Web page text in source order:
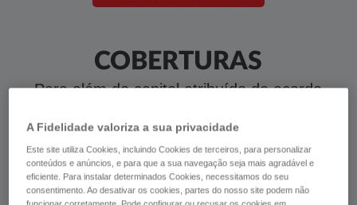
COBERTURAS
Para além do capital atribuído de acordo
de assistências médicas e domésticas
para auxiliar na recuperação. ​​​​​​​​​​​​​​​​​​​​​​​​​​​​​​​​​​​​​​​​​​​​​​​​​​​​​​​​​​​​​​​​​​​​
A Fidelidade valoriza a sua privacidade
Este site utiliza Cookies, incluindo Cookies de terceiros, para personalizar
conteúdos e anúncios, e para que a sua navegação seja mais agradável e
eficiente. Para instalar determinados Cookies, necessitamos do seu
consentimento. Ao desativar os cookies, partes do nosso site podem não